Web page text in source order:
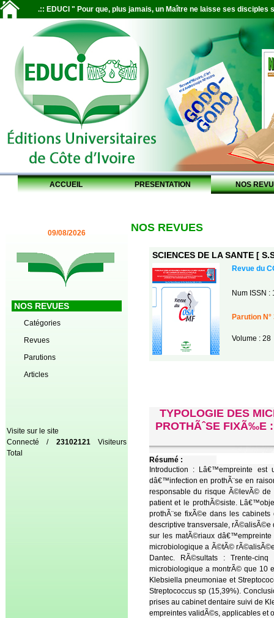
.:: EDUCI " Pour que, plus jamais, un Maître ne laisse ses disciples
ACCUEIL PRESENTATION NOS
09/08/2026
NOS REVUES
Catégories
Revues
Parutions
Articles
Visite sur le site
Connecté / 23102121Visiteurs
Total
NOS REVUES
SCIENCES DE LA SANTE [
Revue du
Num ISSN :
Parution N°
Volume : 28
TYPOLOGIE DES
PROTHÃˆSE FIXÃ‰E
Résumé :
Introduction : Lâ€™empreinte
dâ€™infection en prothÃ¨se en
responsable du risque Ã©levÃ©
patient et le prothÃ©siste.
prothÃ¨se fixÃ©e dans les
descriptive transversale, rÃ©alisÃ©e
sur les matÃ©riaux
microbiologique a Ã©tÃ©
Dantec. RÃ©sultats : Trente-
microbiologique a montrÃ© que 10
Klebsiella pneumoniae et
Streptococcus sp (15,39%).
prises au cabinet dentaire suivi de
empreintes validÃ©s, applicables et